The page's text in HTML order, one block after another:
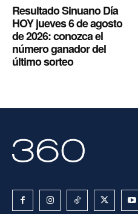
Resultado Sinuano Día
HOY jueves 6 de agosto
de 2026: conozca el
número ganador del
último sorteo